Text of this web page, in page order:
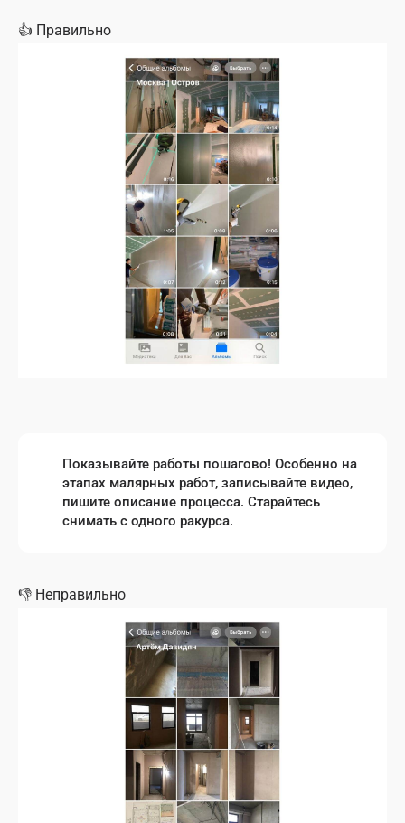
👍 Правильно
Показывайте работы пошагово! Особенно на
этапах малярных работ, записывайте видео,
пишите описание процесса. Старайтесь
снимать с одного ракурса.
👎 Неправильно